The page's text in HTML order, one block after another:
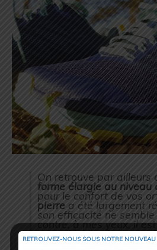
On retrouve par ailleurs
forme élargie au niveau
pour le confort de vos
pierre a été largement
son efficacité ne
contre, à mes yeux, il
cette décision impacte
l’esthétique de la
RETROUVEZ-NOUS SOUS NOTRE